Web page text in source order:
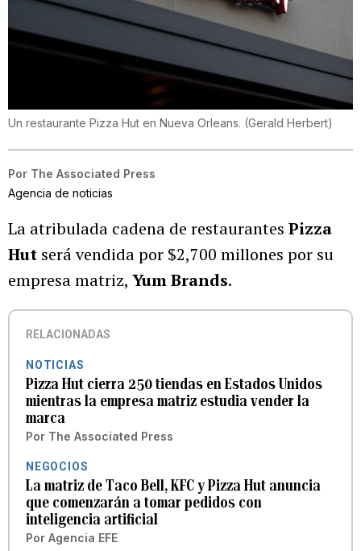
Un restaurante Pizza Hut en Nueva Orleans. (Gerald Herbert)
Por The Associated Press
Agencia de noticias
La atribulada cadena de restaurantes Pizza
Hut será vendida por $2,700 millones por su
empresa matriz, Yum Brands.
RELACIONADAS
NOTICIAS
Pizza Hut cierra 250 tiendas en Estados Unidos
mientras la empresa matriz estudia vender la
marca
Por The Associated Press
NEGOCIOS
La matriz de Taco Bell, KFC y Pizza Hut anuncia
que comenzarán a tomar pedidos con
inteligencia artificial
Por Agencia EFE